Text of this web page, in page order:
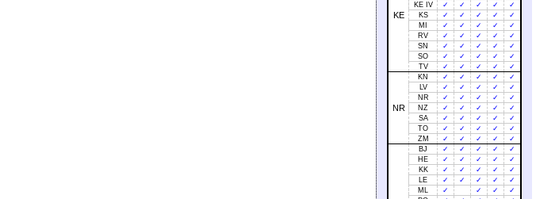
KE
KE IV
✓ ✓ ✓ ✓
✓
KS
✓ ✓ ✓ ✓
✓
MI
✓ ✓ ✓ ✓
✓
RV
✓ ✓ ✓ ✓
✓
SN
✓ ✓ ✓ ✓
✓
SO
✓ ✓ ✓ ✓
✓
TV
✓ ✓ ✓ ✓ ✓
NR
KN ✓ ✓ ✓ ✓
✓
LV
✓ ✓ ✓ ✓
✓
NR
✓ ✓ ✓ ✓
✓
NZ
✓ ✓ ✓ ✓
✓
SA
✓ ✓ ✓ ✓
✓
TO
✓ ✓ ✓ ✓
✓
ZM
✓ ✓ ✓ ✓
✓
BJ
✓ ✓ ✓ ✓
✓
HE
✓ ✓ ✓ ✓
✓
KK
✓ ✓ ✓ ✓
✓
LE
✓ ✓ ✓ ✓
✓
ML
✓ ✓ ✓
✓